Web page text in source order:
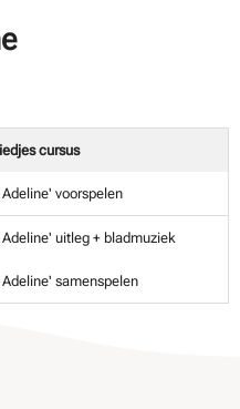
cursus
voorspelen
uitleg + bladmuziek
samenspelen